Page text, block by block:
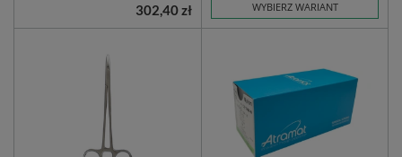
302,40 zł
WYBIERZ WARIANT